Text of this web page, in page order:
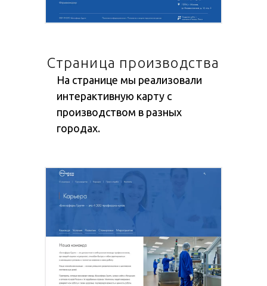
Страница производства
На странице мы реализовали
интерактивную карту с
производством в разных
городах.